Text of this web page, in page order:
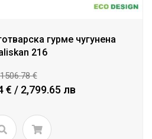
гурме чугунена
216
1506.78 €
€ / 2,799.65 лв